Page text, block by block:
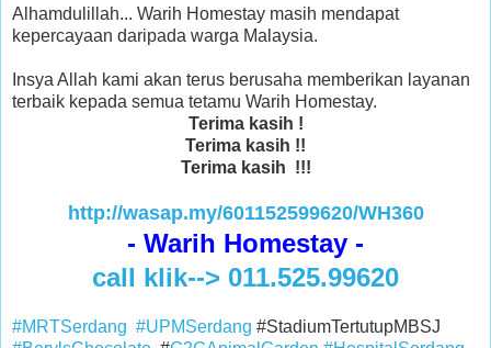
Alhamdulillah... Warih Homestay masih mendapat
kepercayaan daripada warga Malaysia.
Insya Allah kami akan terus berusaha memberikan layanan
terbaik kepada semua tetamu Warih Homestay.
Terima kasih !
Terima kasih !!
Terima kasih !!!
http://wasap.my/601152599620/WH360
- Warih Homestay -
call klik--> 011.525.99620
#MRTSerdang #UPMSerdang #StadiumTertutupMBSJ